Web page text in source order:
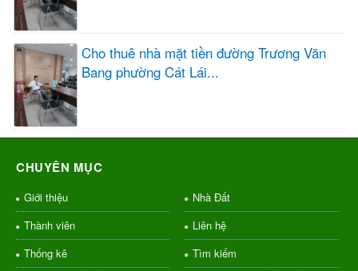
Cho thuê nhà mặt tiền đường Trương Văn
Bang phường Cát Lái...
CHUYÊN MỤC
Giới thiệu
Nhà Đất
Thành viên
Liên hệ
Thống kê
Tìm kiếm